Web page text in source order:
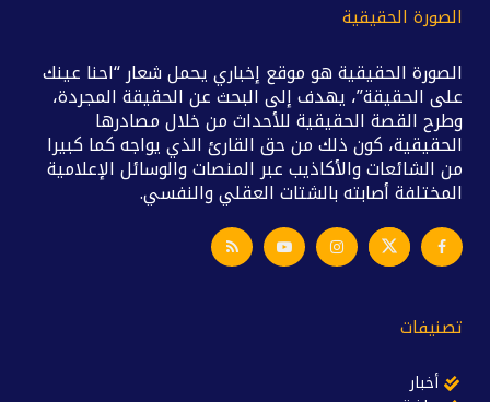
الصورة الحقيقية
الصورة الحقيقية هو موقع إخباري يحمل شعار “احنا عينك
على الحقيقة”، يهدف إلى البحث عن الحقيقة المجردة،
وطرح القصة الحقيقية للأحداث من خلال مصادرها
الحقيقية، كون ذلك من حق القارئ الذي يواجه كما كبيرا
من الشائعات والأكاذيب عبر المنصات والوسائل الإعلامية
المختلفة أصابته بالشتات العقلي والنفسي.
تصنيفات
أخبار